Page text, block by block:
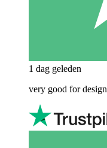
1 dag geleden
very good for design